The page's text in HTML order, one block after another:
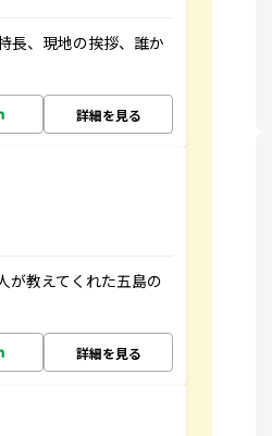
長、現地の挨拶、誰か
詳細を見る
が教えてくれた五島の
詳細を見る